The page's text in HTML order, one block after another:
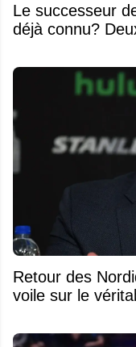
Le successeur
déjà connu?
Retour des
voile sur le